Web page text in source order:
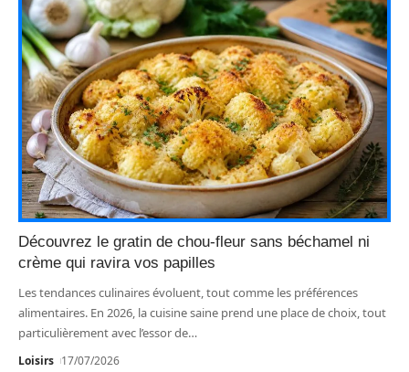
Découvrez le gratin de chou-fleur sans béchamel ni
crème qui ravira vos papilles
Les tendances culinaires évoluent, tout comme les préférences
alimentaires. En 2026, la cuisine saine prend une place de choix, tout
particulièrement avec l’essor de…
Loisirs 17/07/2026